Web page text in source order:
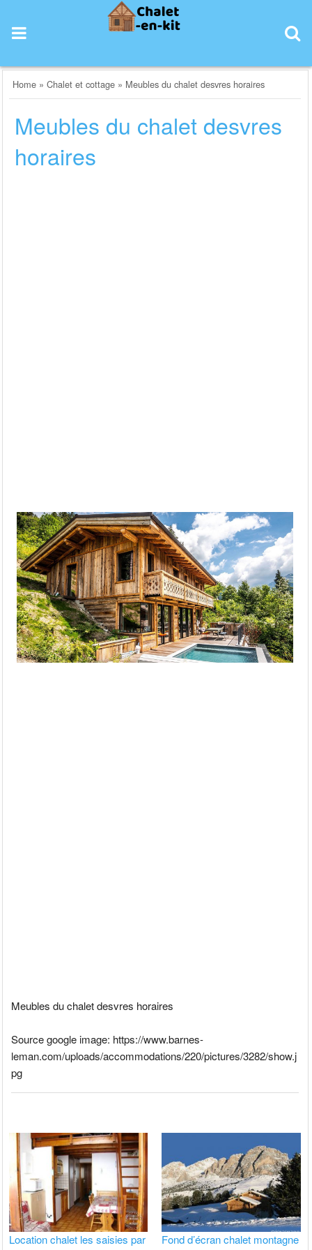
content
Home »Chalet et cottage » Meubles du chalet desvres horaires
Meubles du chalet desvres
horaires
Meubles du chalet desvres horaires
Source google image: https://www.barnes-
leman.com/uploads/accommodations/220/pictures/3282/show.j
pg
Location chalet les saisies par
Fond d’écran chalet montagne